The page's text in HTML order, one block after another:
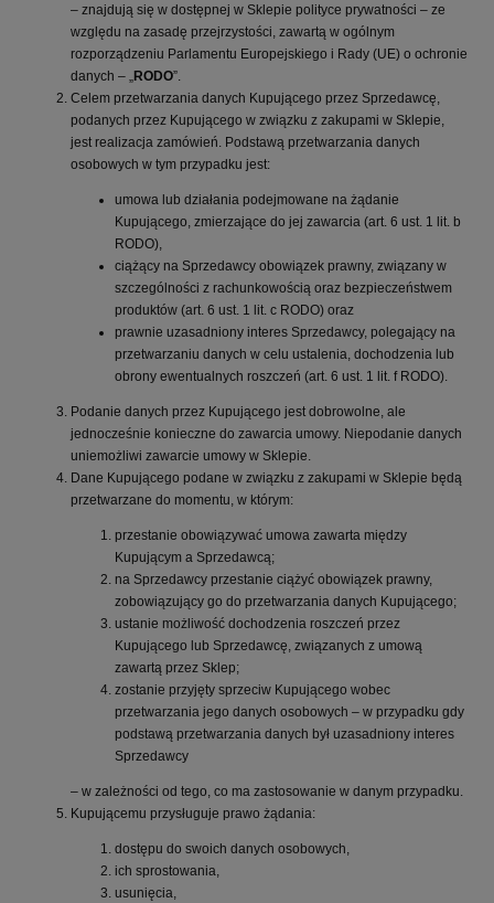
– znajdują się w dostępnej w Sklepie polityce prywatności – ze
względu na zasadę przejrzystości, zawartą w ogólnym
rozporządzeniu Parlamentu Europejskiego i Rady (UE) o ochronie
danych – „ RODO”.
Celem przetwarzania danych Kupującego przez Sprzedawcę,
podanych przez Kupującego w związku z zakupami w Sklepie,
jest realizacja zamówień. Podstawą przetwarzania danych
osobowych w tym przypadku jest:
umowa lub działania podejmowane na żądanie
Kupującego, zmierzające do jej zawarcia (art. 6 ust. 1 lit. b
RODO),
ciążący na Sprzedawcy obowiązek prawny, związany w
szczególności z rachunkowością oraz bezpieczeństwem
produktów (art. 6 ust. 1 lit. c RODO) oraz
prawnie uzasadniony interes Sprzedawcy, polegający na
przetwarzaniu danych w celu ustalenia, dochodzenia lub
obrony ewentualnych roszczeń (art. 6 ust. 1 lit. f RODO).
Podanie danych przez Kupującego jest dobrowolne, ale
jednocześnie konieczne do zawarcia umowy. Niepodanie danych
uniemożliwi zawarcie umowy w Sklepie.
Dane Kupującego podane w związku z zakupami w Sklepie będą
przetwarzane do momentu, w którym:
przestanie obowiązywać umowa zawarta między
Kupującym a Sprzedawcą;
na Sprzedawcy przestanie ciążyć obowiązek prawny,
zobowiązujący go do przetwarzania danych Kupującego;
ustanie możliwość dochodzenia roszczeń przez
Kupującego lub Sprzedawcę, związanych z umową
zawartą przez Sklep;
zostanie przyjęty sprzeciw Kupującego wobec
przetwarzania jego danych osobowych – w przypadku gdy
podstawą przetwarzania danych był uzasadniony interes
Sprzedawcy
– w zależności od tego, co ma zastosowanie w danym przypadku.
Kupującemu przysługuje prawo żądania:
dostępu do swoich danych osobowych,
ich sprostowania,
usunięcia,